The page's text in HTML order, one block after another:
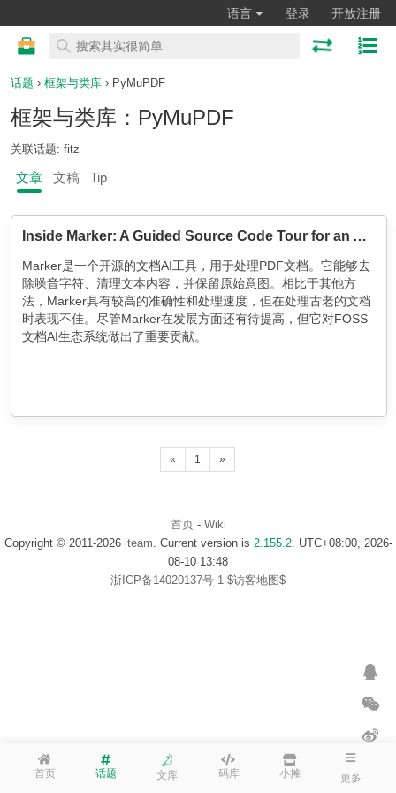
语言 登录 开放注册
首页 话题 文库 码库 小摊 更多
话题 › 框架与类库 › PyMuPDF
框架与类库：PyMuPDF
关联话题: fitz
文章 文稿 Tip
Inside Marker: A Guided Source Code Tour for an AI-powered PDF Layout Detection Engine
Marker是一个开源的文档AI工具，用于处理PDF文档。它能够去
除噪音字符、清理文本内容，并保留原始意图。相比于其他方
法，Marker具有较高的准确性和处理速度，但在处理古老的文档
时表现不佳。尽管Marker在发展方面还有待提高，但它对FOSS
文档AI生态系统做出了重要贡献。
« 1 »
首页- Wiki
Copyright © 2011-2026 iteam . Current version is 2.155.2. UTC+08:00, 2026-
08-10 13:48
浙ICP备14020137号-1 $访客地图$